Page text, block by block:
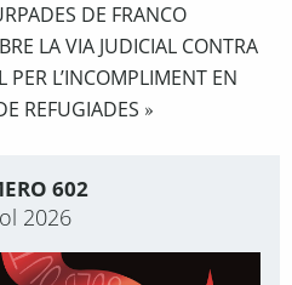
DE FRANCO
LA VIA JUDICIAL CONTRA
PER L’INCOMPLIMENT EN
REFUGIADES »
602
2026